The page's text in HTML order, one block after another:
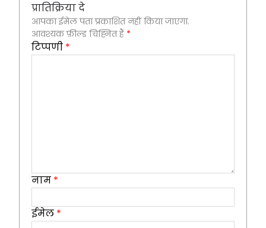
प्रातिक्रिया दे
आपका ईमेल पता प्रकाशित नहीं किया जाएगा.
आवश्यक फ़ील्ड चिह्नित हैं *
टिप्पणी *
नाम *
ईमेल *